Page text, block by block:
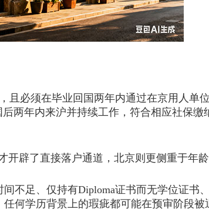
必须在毕业回国两年内通过在京用人单
两年内来沪并持续工作，符合相应社保
辟了直接落户通道，北京则更侧重于年龄
足、仅持有Diploma证书而无学位证书
何学历背景上的瑕疵都可能在预审阶段被